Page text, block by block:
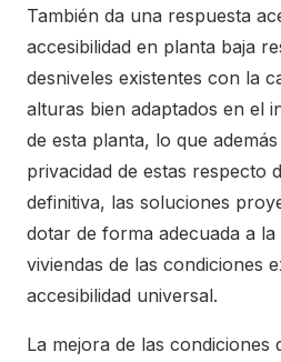
También da una respuesta
accesibilidad en planta baja
desniveles existentes con la
alturas bien adaptados en el
de esta planta, lo que
privacidad de estas respecto
definitiva, las soluciones
dotar de forma adecuada a la
viviendas de las condiciones
accesibilidad universal.
La mejora de las condiciones